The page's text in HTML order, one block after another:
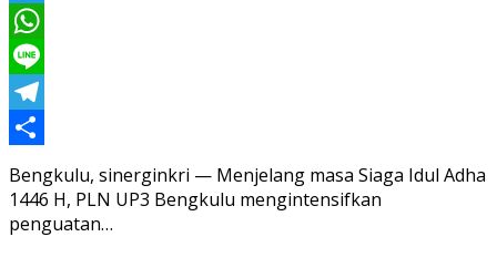
Twitter
WhatsApp
Line
Telegram
Share
Bengkulu, sinerginkri — Menjelang masa Siaga Idul Adha
1446 H, PLN UP3 Bengkulu mengintensifkan
penguatan…